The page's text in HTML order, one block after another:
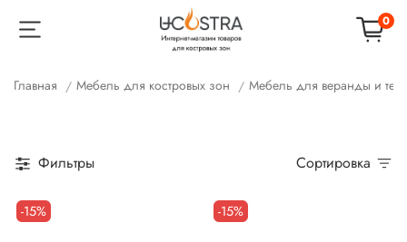
0
Главная Мебель для костровых зон Мебель для веранды и
Фильтры Сортировка
-15% -15%